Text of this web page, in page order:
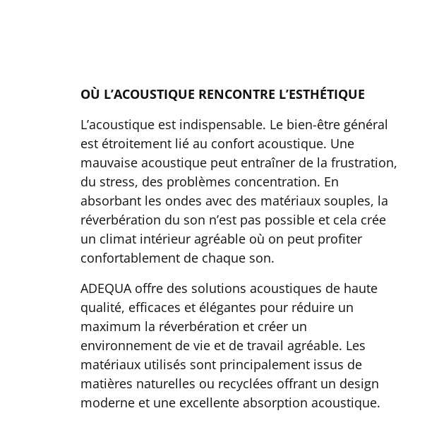
OÙ L’ACOUSTIQUE RENCONTRE L’ESTHÉTIQUE
L’acoustique est indispensable. Le bien-être général
est étroitement lié au confort acoustique. Une
mauvaise acoustique peut entraîner de la frustration,
du stress, des problèmes concentration. En
absorbant les ondes avec des matériaux souples, la
réverbération du son n’est pas possible et cela crée
un climat intérieur agréable où on peut profiter
confortablement de chaque son.
ADEQUA offre des solutions acoustiques de haute
qualité, efficaces et élégantes pour réduire un
maximum la réverbération et créer un
environnement de vie et de travail agréable. Les
matériaux utilisés sont principalement issus de
matières naturelles ou recyclées offrant un design
moderne et une excellente absorption acoustique.